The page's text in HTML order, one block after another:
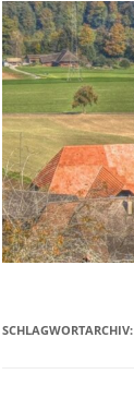
SCHLAGWORTARCHIV: